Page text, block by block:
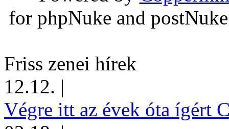
for phpNuke and
Friss zenei hírek
12.12. |
Végre itt az évek óta ígért